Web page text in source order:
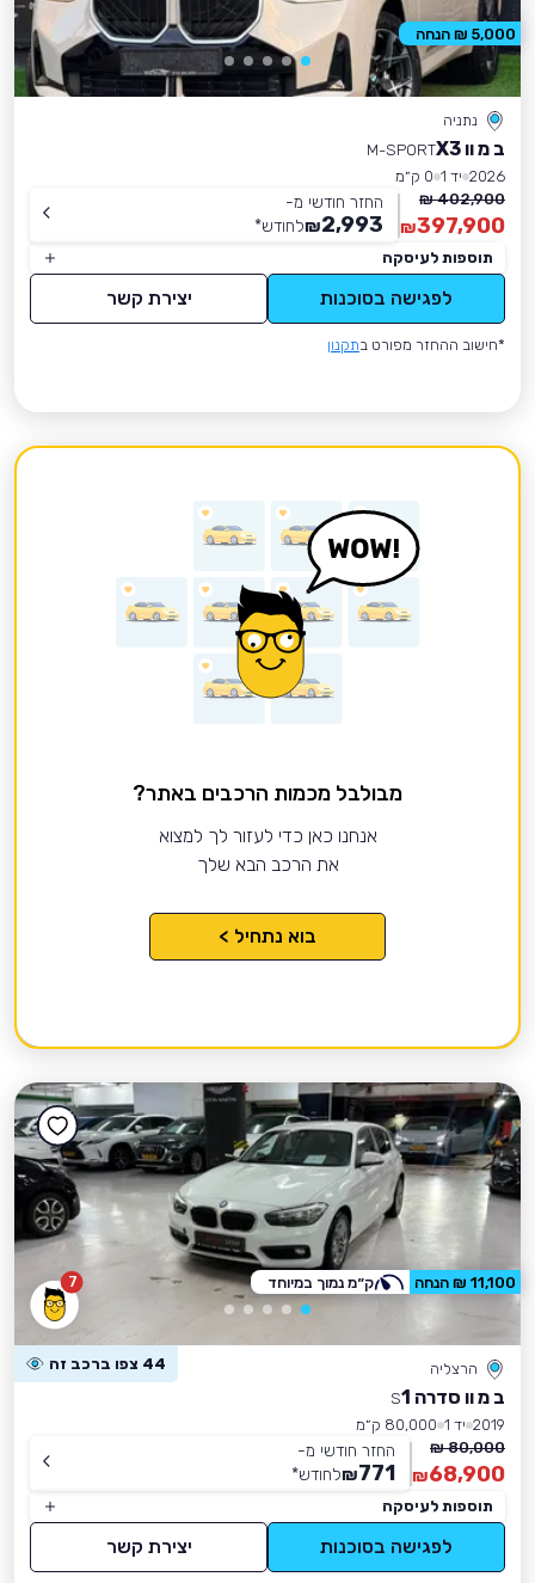
נתניה
ב מ וו X3
M-SPORT
2026 יד 1
0 ק״מ
402,900 ₪
397,900
₪
החזר חודשי מ-
2,993
₪לחודש*
תוספות לעיסקה
לפגישה בסוכנות יצירת קשר
*חישוב ההחזר מפורט בתקנון
5,000 ₪ הנחה
מבולבל מכמות הרכבים באתר?
אנחנו כאן כדי לעזור לך למצוא
את הרכב הבא שלך
בוא נתחיל >
7
הרצליה 44 צפו ברכב זה
ב מ וו סדרה 1
S
2019 יד 1
80,000 ק״מ
80,000 ₪
68,900
₪
החזר חודשי מ-
771
₪לחודש*
תוספות לעיסקה
לפגישה בסוכנות יצירת קשר
11,100 ₪ הנחה ק״מ נמוך במיוחד